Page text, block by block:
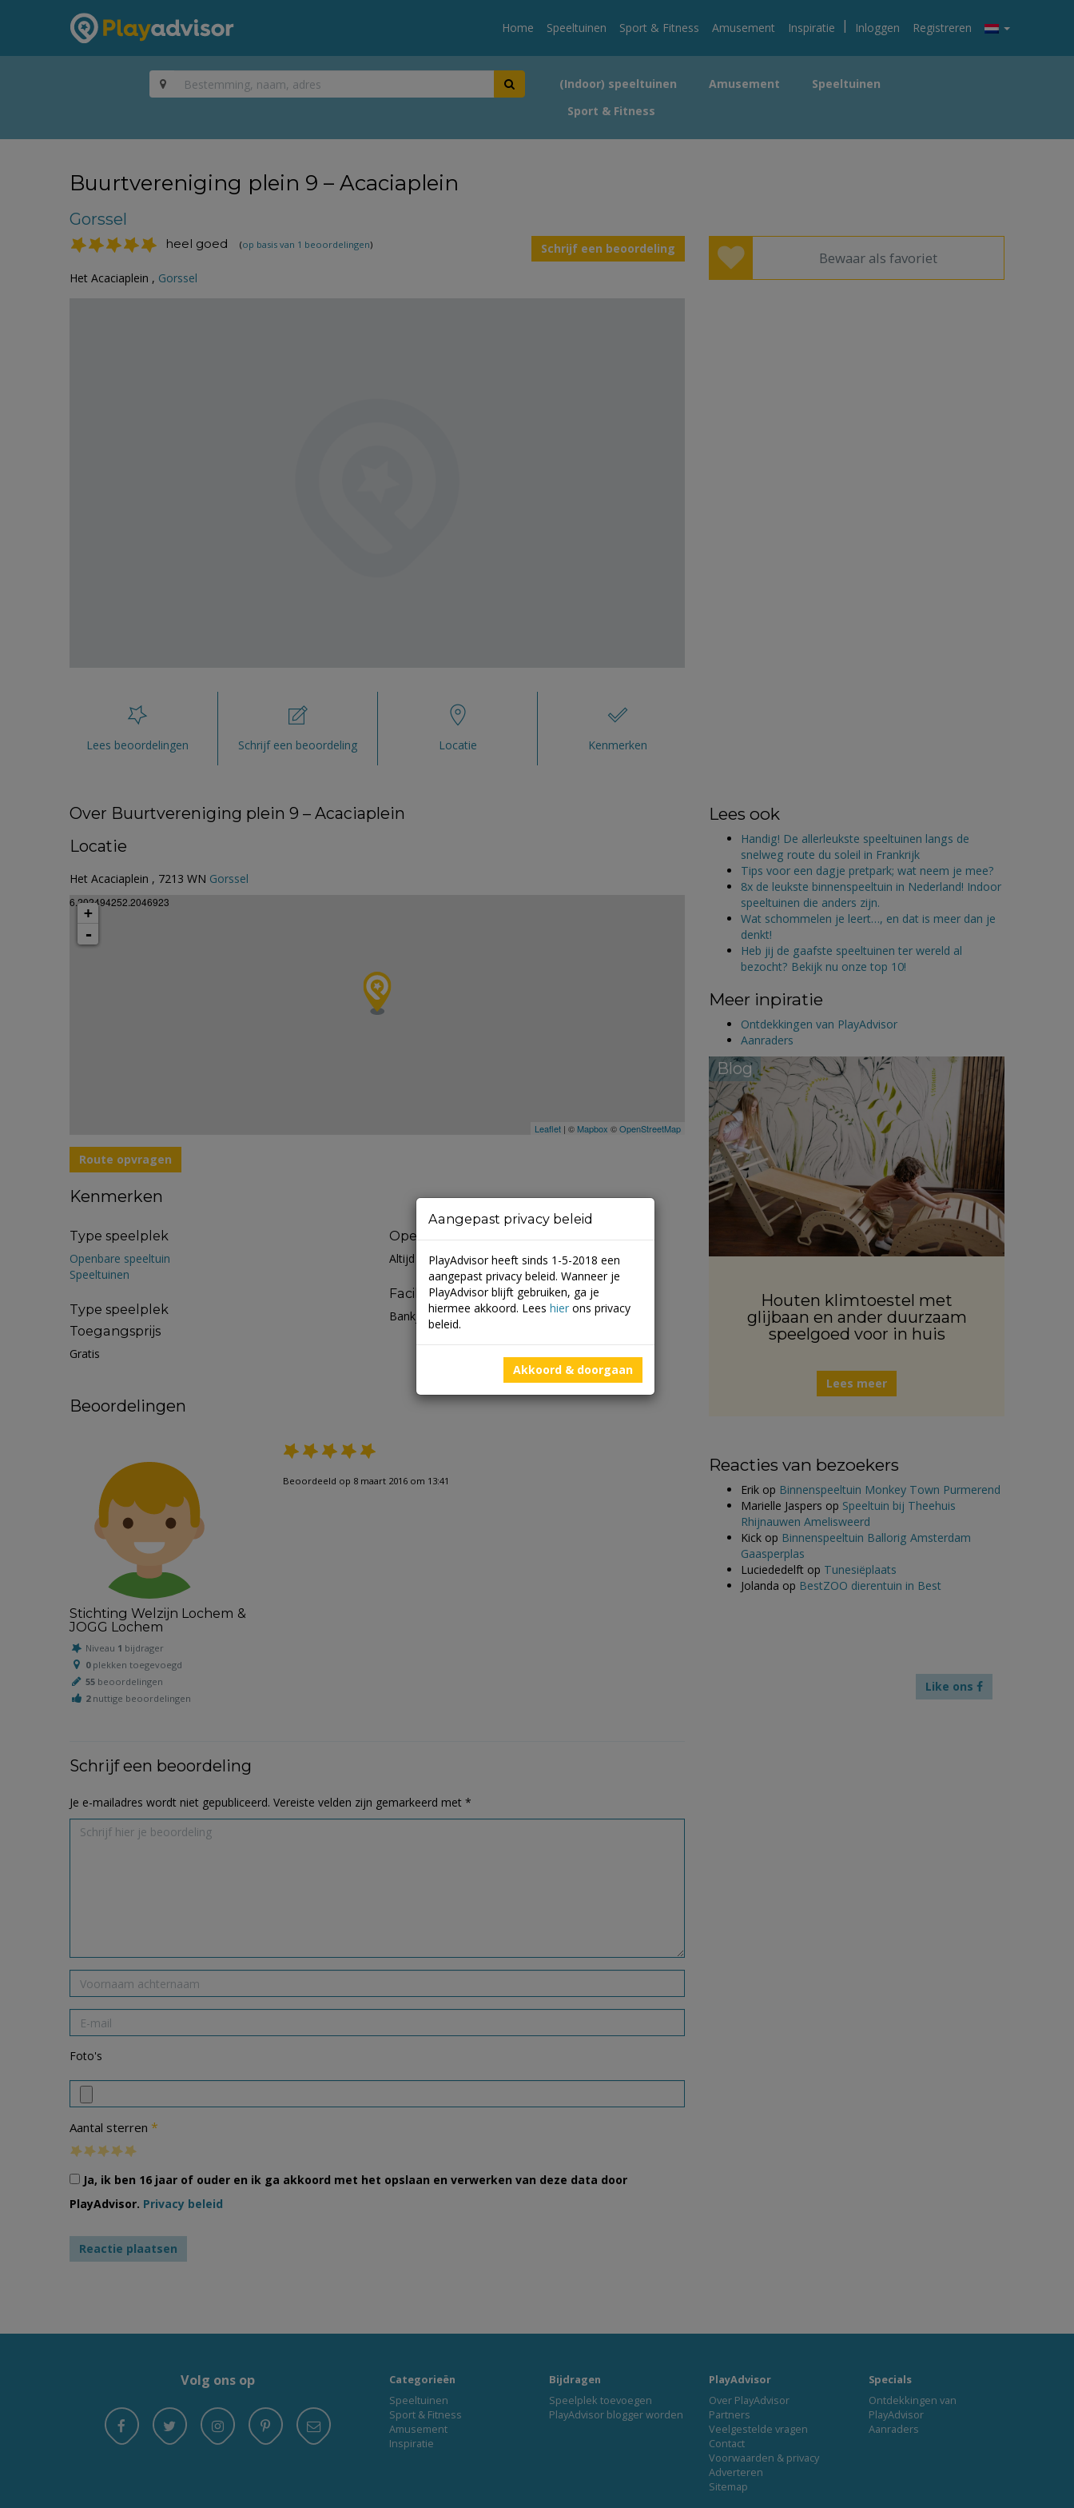
Home Speeltuinen Sport & Fitness Amusement Inspiratie | Inloggen Registreren
(Indoor) speeltuinen Amusement
Speeltuinen
Sport & Fitness
Buurtvereniging plein 9 – Acaciaplein
Gorssel
Schrijf een beoordeling
heel goed (op basis van 1 beoordelingen)
Het Acaciaplein , Gorssel
Bewaar als favoriet
Lees beoordelingen Schrijf een beoordeling Locatie Kenmerken
Over Buurtvereniging plein 9 – Acaciaplein
Locatie
Het Acaciaplein , 7213 WN Gorssel
6.202494252.2046923
+
-
Leaflet | © Mapbox ©OpenStreetMap
Route opvragen
Kenmerken
Type speelplek
Openbare speeltuin
Speeltuinen
Type speelplek
Toegangsprijs
Gratis
Openingstijden
Altijd open
Faciliteiten
Bankje
Beoordelingen
Stichting Welzijn Lochem &
JOGG Lochem
Niveau 1 bijdrager
0plekken toegevoegd
55 beoordelingen
2nuttige beoordelingen
Beoordeeld op 8 maart 2016 om 13:41
Schrijf een beoordeling
Je e-mailadres wordt niet gepubliceerd. Vereiste velden zijn gemarkeerd met *
Foto's
Aantal sterren *
Ja, ik ben 16 jaar of ouder en ik ga akkoord met het opslaan en verwerken van deze data door
PlayAdvisor. Privacy beleid
Lees ook
Handig! De allerleukste speeltuinen langs de
snelweg route du soleil in Frankrijk
Tips voor een dagje pretpark; wat neem je mee?
8x de leukste binnenspeeltuin in Nederland! Indoor
speeltuinen die anders zijn.
Wat schommelen je leert…, en dat is meer dan je
denkt!
Heb jij de gaafste speeltuinen ter wereld al
bezocht? Bekijk nu onze top 10!
Meer inpiratie
Ontdekkingen van PlayAdvisor
Aanraders
Blog
Houten klimtoestel met
glijbaan en ander duurzaam
speelgoed voor in huis
Lees meer
Reacties van bezoekers
Erik op Binnenspeeltuin Monkey Town Purmerend
Marielle Jaspers op Speeltuin bij Theehuis
Rhijnauwen Amelisweerd
Kick op Binnenspeeltuin Ballorig Amsterdam
Gaasperplas
Luciededelft op Tunesiëplaats
Jolanda op BestZOO dierentuin in Best
Like ons
Volg ons op
Categorieën
Speeltuinen
Sport & Fitness
Amusement
Inspiratie
Bijdragen
Speelplek toevoegen
PlayAdvisor blogger worden
PlayAdvisor
Over PlayAdvisor
Partners
Veelgestelde vragen
Contact
Voorwaarden & privacy
Adverteren
Sitemap
Specials
Ontdekkingen van
PlayAdvisor
Aanraders
Aangepast privacy beleid
PlayAdvisor heeft sinds 1-5-2018 een
aangepast privacy beleid. Wanneer je
PlayAdvisor blijft gebruiken, ga je
hiermee akkoord. Lees hier ons privacy
beleid.
Akkoord & doorgaan